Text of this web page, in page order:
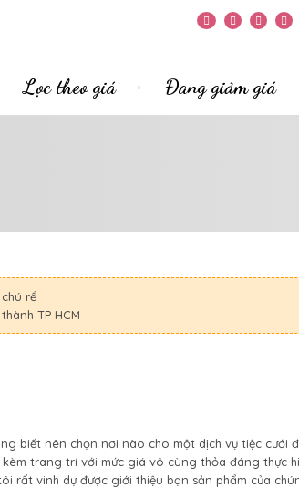
Lọc theo giá Đang giảm giá
rể
TP HCM
biết nên chọn nơi nào cho một dịch vụ tiệc cưới
kèm trang trí với mức giá vô cùng thỏa đáng thực
rất vinh dự được giới thiệu bạn sản phẩm của